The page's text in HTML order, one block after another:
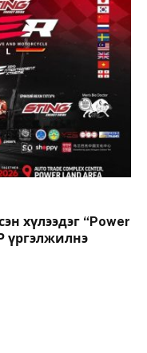
хүлээдэг “Power
үргэлжилнэ